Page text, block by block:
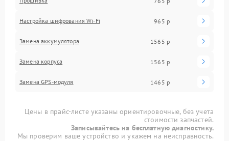
Настройка шифрования Wi-Fi 965 р
Замена аккумулятора 1565 р
Замена корпуса 1565 р
Замена GPS-модуля 1465 р
Цены в прайс-листе указаны ориентировочные, без учета
стоимости запчастей.
Записывайтесь на бесплатную диагностику.
Мы проверим ваше устройство и укажем на неисправность.